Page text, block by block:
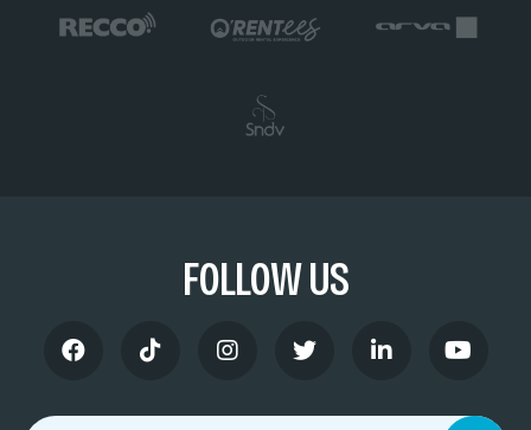
FOLLOW US